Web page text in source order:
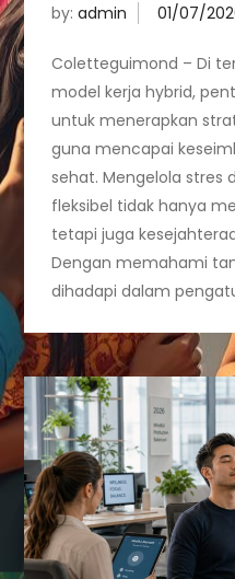
by:admin
Coletteguimond – Di
model kerja hybrid,
untuk menerapkan
guna mencapai
sehat. Mengelola stres
fleksibel tidak hanya
tetapi juga
Dengan memahami
dihadapi dalam